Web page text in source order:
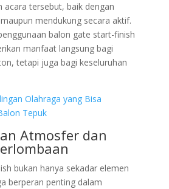
acara tersebut, baik dengan
mendukung secara aktif.
balon gate start-finish
manfaat langsung bagi
tetapi juga bagi keseluruhan
Olahraga yang Bisa
Tepuk
Atmosfer dan
bukan hanya sekadar elemen
berperan penting dalam